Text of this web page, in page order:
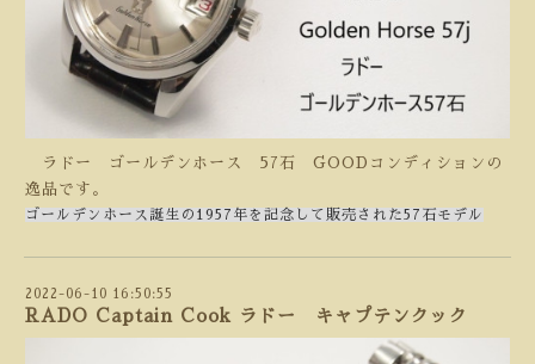
ラドー ゴールデンホース 57石 GOODコンディションの
逸品です。
ゴールデンホース誕生の1957年を記念して販売された57石モデル
2022-06-10 16:50:55
RADO Captain Cook ラドー キャプテンクック